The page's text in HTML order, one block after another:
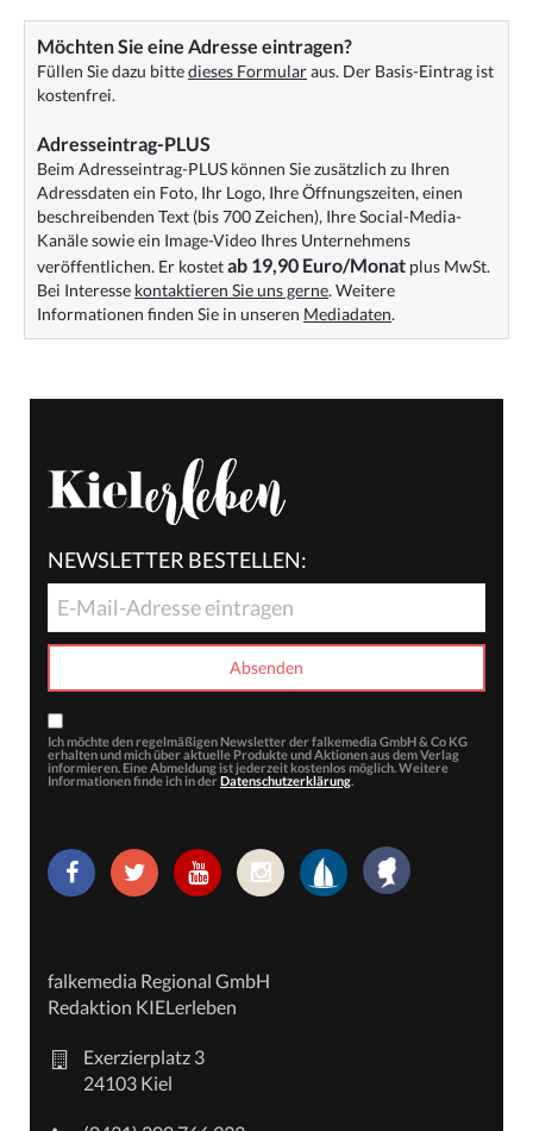
Möchten Sie eine Adresse eintragen?
Füllen Sie dazu bittedieses Formularaus. Der Basis-Eintrag ist
kostenfrei.
Adresseintrag-PLUS
Beim Adresseintrag-PLUS können Sie zusätzlich zu Ihren
Adressdaten ein Foto, Ihr Logo, Ihre Öffnungszeiten, einen
beschreibenden Text (bis 700 Zeichen), Ihre Social-Media-
Kanäle sowie ein Image-Video Ihres Unternehmens
veröffentlichen. Er kostetab 19,90 Euro/Monat plus MwSt.
Bei Interesse kontaktieren Sie uns gerne. Weitere
Informationen finden Sie in unseren Mediadaten.
NEWSLETTER BESTELLEN:
Ich möchte den regelmäßigen Newsletter der falkemedia GmbH & Co KG
erhalten und mich über aktuelle Produkte und Aktionen aus dem Verlag
informieren. Eine Abmeldung ist jederzeit kostenlos möglich. Weitere
Informationen finde ich in der Datenschutzerklärung.
falkemedia Regional GmbH
Redaktion KIELerleben
Exerzierplatz 3
24103 Kiel